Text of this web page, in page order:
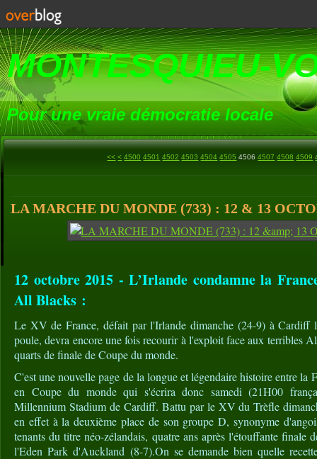
MONTESQUIEU-
Pour une vraie démocratie locale
<< < 4500 4501 4502 4503 4504 4505 4506 4507 4508 4509
LA MARCHE DU MONDE (733) : 12 & 13
12 octobre 2015 - L’Irlande condamne la
All Blacks :
Le XV de France, défait par l'Irlande dimanche (24-9) à Cardiff
poule, devra encore une fois recourir à l'exploit face aux terribles
quarts de finale de Coupe du monde.
C'est une nouvelle page de la longue et légendaire histoire entre la
en Coupe du monde qui s'écrira donc samedi (21H00
Millennium Stadium de Cardiff. Battu par le XV du Trèfle
en effet à la deuxième place de son groupe D, synonyme
tenants du titre néo-zélandais, quatre ans après l'étouffante finale
l'Eden Park d'Auckland (8-7).On se demande bien quelle